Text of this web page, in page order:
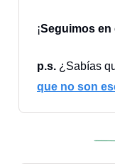
¡Seguimos en
p.s. ¿Sabías
que no son